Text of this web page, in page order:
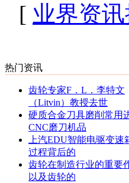
[ 业界资
热门资讯
齿轮专家F．L．李特文
（Litvin）教授去世
硬质合金刀具磨削常用
CNC磨刀机品
上汽EDU智能电驱变速
过程背后的
齿轮在制造行业的重要
以及齿轮的